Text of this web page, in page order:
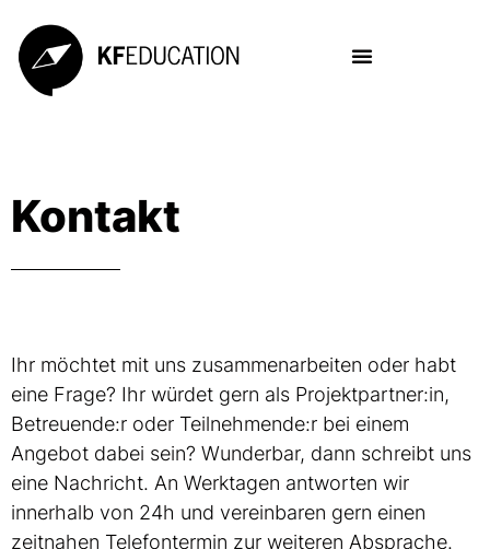
Kontakt
Ihr möchtet mit uns zusammenarbeiten oder habt
eine Frage? Ihr würdet gern als Projektpartner:in,
Betreuende:r oder Teilnehmende:r bei einem
Angebot dabei sein? Wunderbar, dann schreibt uns
eine Nachricht. An Werktagen antworten wir
innerhalb von 24h und vereinbaren gern einen
zeitnahen Telefontermin zur weiteren Absprache.